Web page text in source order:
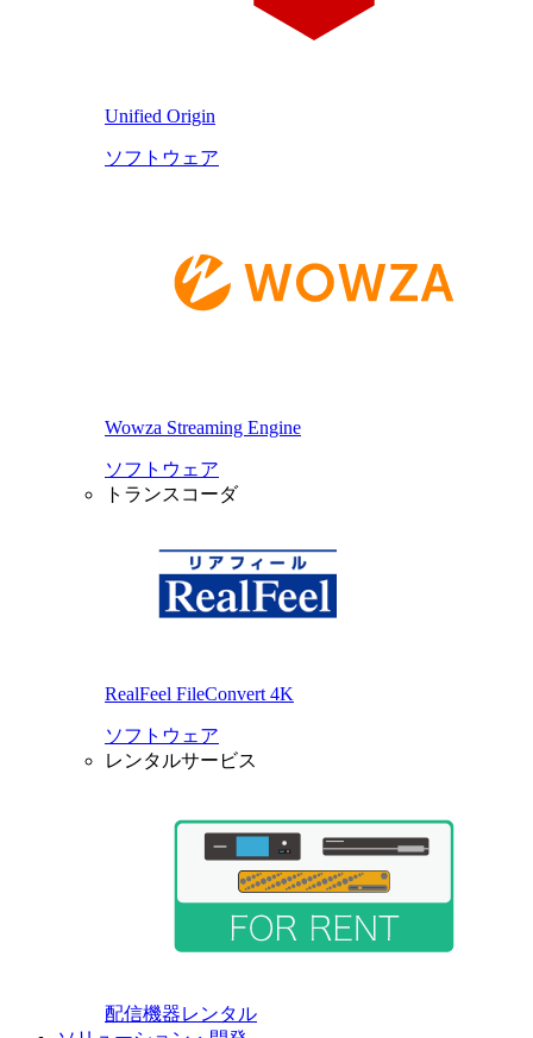
Unified Origin
ソフトウェア
Wowza Streaming Engine
ソフトウェア
トランスコーダ
RealFeel FileConvert 4K
ソフトウェア
レンタルサービス
配信機器レンタル